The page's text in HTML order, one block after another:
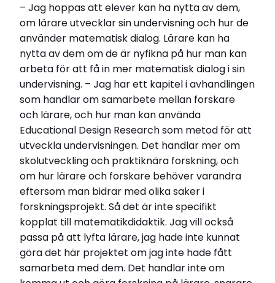
– Jag hoppas att elever kan ha nytta av dem,
om lärare utvecklar sin undervisning och hur de
använder matematisk dialog. Lärare kan ha
nytta av dem om de är nyfikna på hur man kan
arbeta för att få in mer matematisk dialog i sin
undervisning. – Jag har ett kapitel i avhandlingen
som handlar om samarbete mellan forskare
och lärare, och hur man kan använda
Educational Design Research som metod för att
utveckla undervisningen. Det handlar mer om
skolutveckling och praktiknära forskning, och
om hur lärare och forskare behöver varandra
eftersom man bidrar med olika saker i
forskningsprojekt. Så det är inte specifikt
kopplat till matematikdidaktik. Jag vill också
passa på att lyfta lärare, jag hade inte kunnat
göra det här projektet om jag inte hade fått
samarbeta med dem. Det handlar inte om